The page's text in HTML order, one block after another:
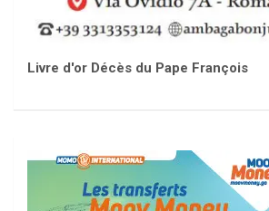
Livre d'or Décès du Pape François